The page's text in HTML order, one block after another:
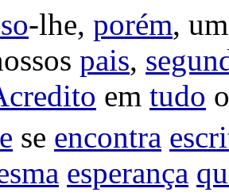
-lhe, porém,
pais,
em tudo
se encontra
esperança